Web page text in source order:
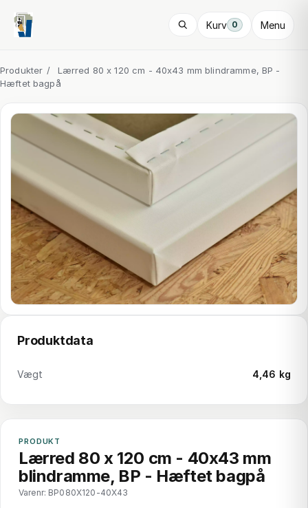
Kurv 0 Menu
Produkter /
Lærred 80 x 120 cm - 40x43 mm blindramme, BP -
Hæftet bagpå
Produktdata
Vægt 4,46 kg
PRODUKT
Lærred 80 x 120 cm - 40x43 mm
blindramme, BP - Hæftet bagpå
Varenr: BP080X120-40X43